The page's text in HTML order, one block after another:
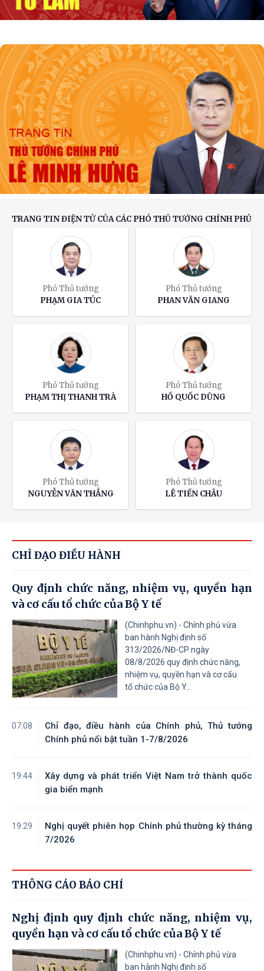
Toàn văn phát biểu của Thường trực Ban Bí
thư Trần Cẩm Tú tại Phiên họp toàn thể về đối
Thường trực Ban Bí thư Trần Cẩm Tú tiếp Đại
sứ Singapore
Khẩn trương hoàn thiện đề xuất cơ chế, chính
sách phát triển Trung tâm lọc hóa dầu và
năng lượng quốc gia tại Dung Quất (Quảng
Ngãi)
TRANG TIN ĐIỆN TỬ CỦA CÁC PHÓ THỦ TƯỚNG CHÍNH PHỦ
Phó Thủ tướng
PHẠM GIA TÚC
Phó Thủ tướng
PHAN VĂN GIANG
Phó Thủ tướng
PHẠM THỊ THANH TRÀ
Phó Thủ tướng
HỒ QUỐC DŨNG
Phó Thủ tướng
NGUYỄN VĂN THẮNG
Phó Thủ tướng
LÊ TIẾN CHÂU
CHỈ ĐẠO ĐIỀU HÀNH
Quy định chức năng, nhiệm vụ, quyền hạn
và cơ cấu tổ chức của Bộ Y tế
(Chinhphu.vn) - Chính phủ vừa
ban hành Nghị định số
313/2026/NĐ-CP ngày
08/8/2026 quy định chức năng,
nhiệm vụ, quyền hạn và cơ cấu
tổ chức của Bộ Y...
07:08
Chỉ đạo, điều hành của Chính phủ, Thủ tướng
Chính phủ nổi bật tuần 1-7/8/2026
19:44
Xây dựng và phát triển Việt Nam trở thành quốc
gia biển mạnh
19:29
Nghị quyết phiên họp Chính phủ thường kỳ tháng
7/2026
THÔNG CÁO BÁO CHÍ
Nghị định quy định chức năng, nhiệm vụ,
quyền hạn và cơ cấu tổ chức của Bộ Y tế
(Chinhphu.vn) - Chính phủ vừa
ban hành Nghị định số